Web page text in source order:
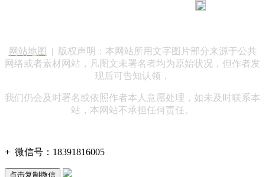
网站地图
| 版权声明：本网站所用文字图片部分来源于公共
网络或者素材网站，凡图文未署名者均为原始状况，但作者发
现后可告知认领，
我们仍会及时署名或依照作者本人意愿处理，如未及时联系本
站，本网站不承担任何责任。
+ 微信号： 18391816005
点击复制微信